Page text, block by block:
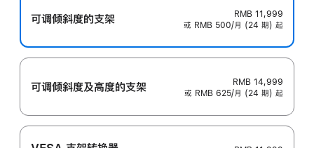
可调倾斜度的支架
RMB 11,999
或 RMB 500/月 (24 期) 起
可调倾斜度及高‍度的支‍架
RMB 14,999
或 RMB 625/月 (24 期) 起